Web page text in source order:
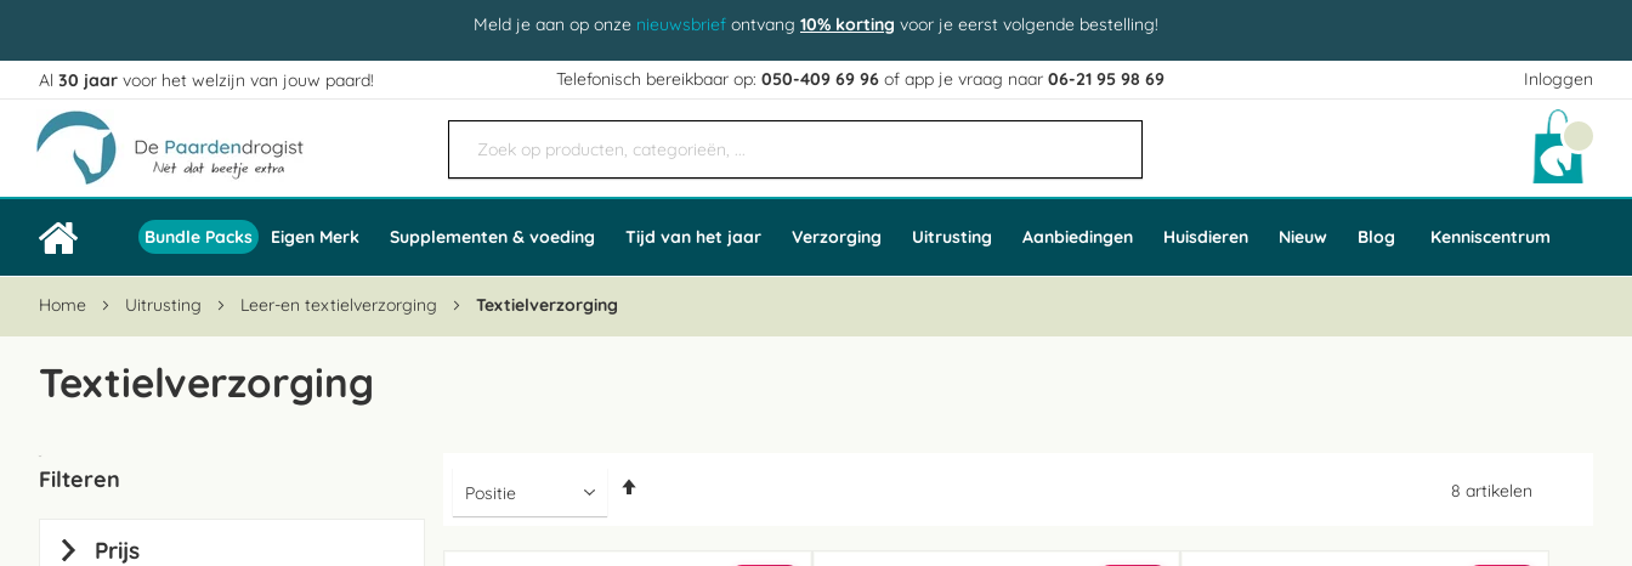
Meld je aan op onze nieuwsbrief ontvang 10% korting voor je eerst volgende bestelling!
Inloggen
Ga
naar
de
inhoud
Al 30 jaar voor het welzijn van jouw paard! Telefonisch bereikbaar op:050-409 69 96 of app je vraag naar06-21 95 98 69
Bundle Packs Eigen Merk Supplementen & voeding Tijd van het jaar Verzorging Uitrusting Aanbiedingen Huisdieren Nieuw Blog Kenniscentrum
Home Uitrusting Leer-en textielverzorging Textielverzorging
Textielverzorging
8 artikelen
Filteren
Prijs